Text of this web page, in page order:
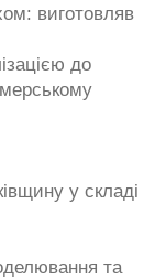
виготовляв
до
у складі
та